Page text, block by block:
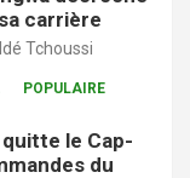
carrière
Tchoussi
POPULAIRE
quitte le Cap-
du